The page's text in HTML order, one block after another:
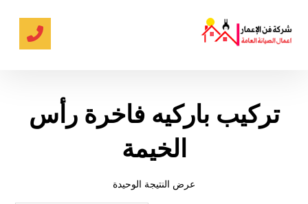
تركيب باركيه فاخرة رأس
الخيمة
عرض النتيجة الوحيدة